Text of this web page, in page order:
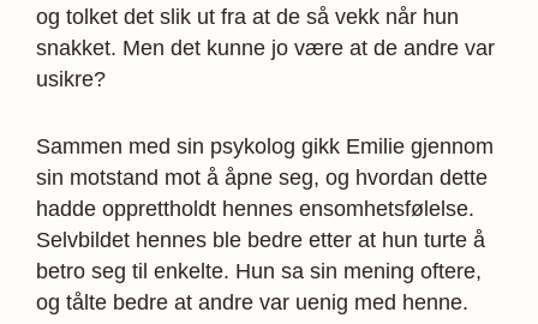
og tolket det slik ut fra at de så vekk når hun
snakket. Men det kunne jo være at de andre var
usikre?
Sammen med sin psykolog gikk Emilie gjennom
sin motstand mot å åpne seg, og hvordan dette
hadde opprettholdt hennes ensomhetsfølelse.
Selvbildet hennes ble bedre etter at hun turte å
betro seg til enkelte. Hun sa sin mening oftere,
og tålte bedre at andre var uenig med henne.